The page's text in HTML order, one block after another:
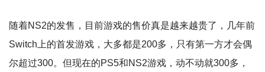
随着NS2的发售，目前游戏的售价真是越来越贵了，几年前
Switch上的首发游戏，大多都是200多，只有第一方才会偶
尔超过300。但现在的PS5和NS2游戏，动不动就300多，